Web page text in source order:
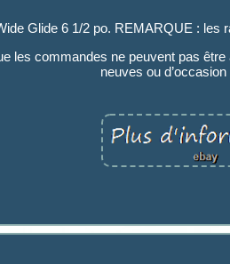
Glide 6 1/2 po. REMARQUE : les
les commandes ne peuvent pas
neuves ou